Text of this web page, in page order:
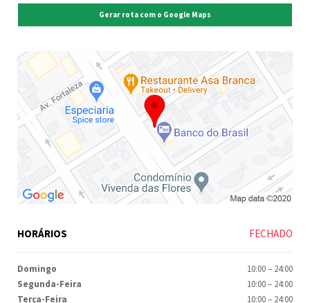
Gerar rota com o Google Maps
HORÁRIOS FECHADO
Domingo 10:00– 24:00
Segunda-Feira
10:00– 24:00
Terça-Feira
10:00– 24:00